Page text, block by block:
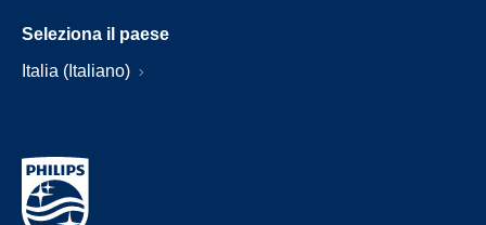
Seleziona il paese
Italia (Italiano)